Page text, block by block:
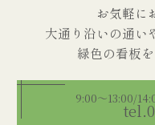
お気軽に
大通り沿いの通い
9:00～13:00/